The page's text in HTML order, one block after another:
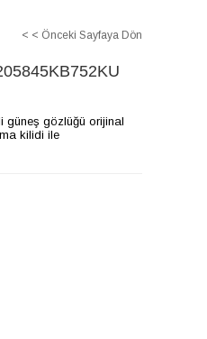
< < Önceki Sayfaya Dön
güneş gözlüğü orijinal
kilidi ile